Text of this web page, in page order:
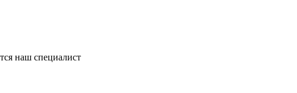
наш специалист